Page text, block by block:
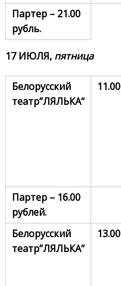
Партер –21.00
рубль.
17ИЮЛЯ, пятница
Белорусский
театр”ЛЯЛЬКА“
11.00
Партер –16.00
рублей.
Белорусский
театр”ЛЯЛЬКА“
13.00